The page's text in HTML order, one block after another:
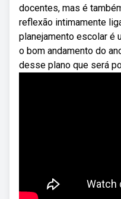
docentes, mas é
reflexão intimamente
planejamento escolar é
o bom andamento do
desse plano que será